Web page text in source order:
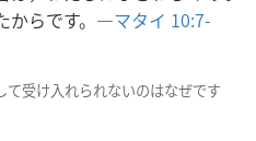
からです。―マタイ 10:7-
受け入れられないのはなぜです